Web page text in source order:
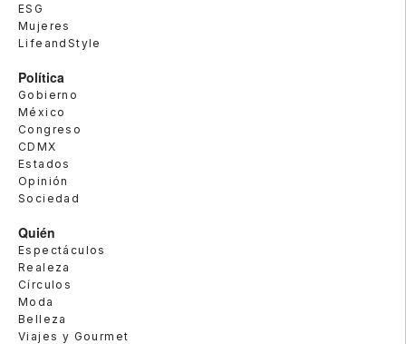
ESG
Mujeres
LifeandStyle
Política
Gobierno
México
Congreso
CDMX
Estados
Opinión
Sociedad
Quién
Espectáculos
Realeza
Círculos
Moda
Belleza
Viajes y Gourmet